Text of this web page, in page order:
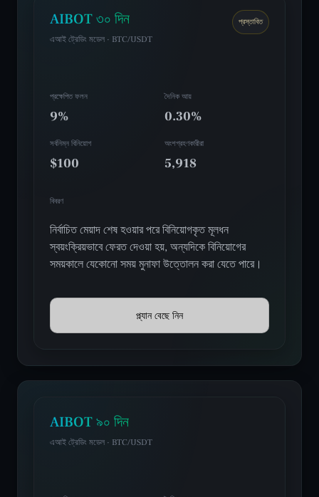
AIBOT ৩০ দিন
এআই ট্রেডিং মডেল · BTC/USDT
প্রস্তাবিত
প্রক্ষেপিত ফলন
9%
দৈনিক আয়
0.30%
সর্বনিম্ন বিনিয়োগ
$100
অংশগ্রহণকারীরা
5,918
বিবরণ
নির্বাচিত মেয়াদ শেষ হওয়ার পরে বিনিয়োগকৃত মূলধন
স্বয়ংক্রিয়ভাবে ফেরত দেওয়া হয়, অন্যদিকে বিনিয়োগের
সময়কালে যেকোনো সময় মুনাফা উত্তোলন করা যেতে পারে।
প্ল্যান বেছে নিন
AIBOT ৯০ দিন
এআই ট্রেডিং মডেল · BTC/USDT